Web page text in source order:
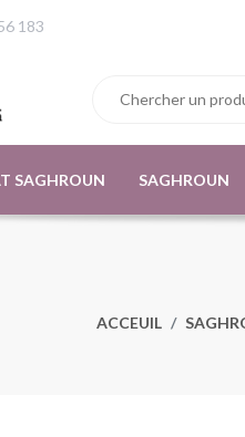
183
SAGHROUN SAGHROUN
ACCEUIL